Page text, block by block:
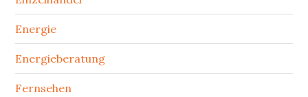
Energie
Energieberatung
Fernsehen